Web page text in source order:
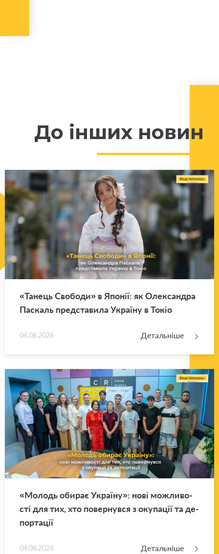
До інших новин
«Та­нець Сво­бо­ди» в Япо­нії: як Оле­ксан­дра
Па­скаль пред­ста­ви­ла Укра­ї­ну в Токіо
04.08.2026 Детальніше
«Мо­лодь оби­рає Укра­ї­ну»: нові мо­жли­во­
сті для тих, хто по­вер­нув­ся з оку­па­ції та де­
пор­та­ції
04.08.2026 Детальніше